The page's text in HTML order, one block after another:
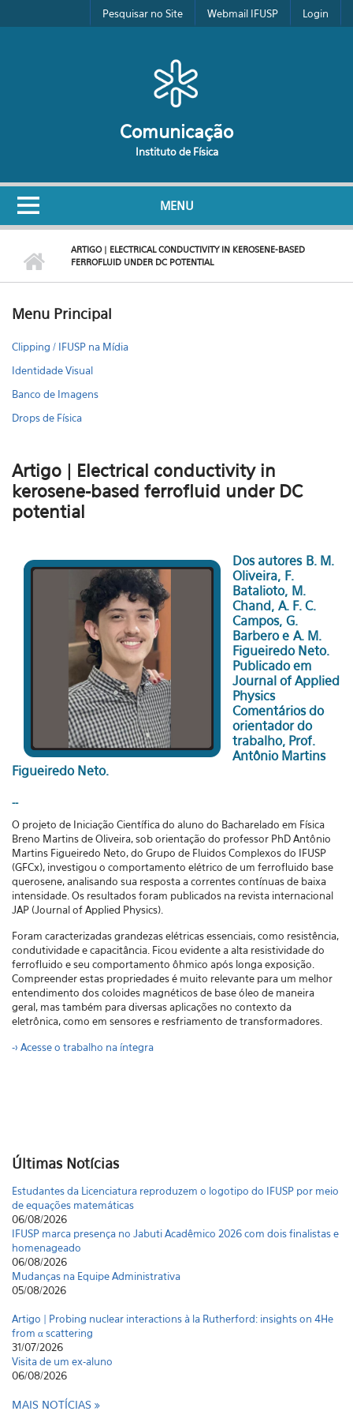
Pular para o conteúdo principalPesquisar no Site Webmail IFUSP Login
Comunicação
Instituto de Física
MENU
ARTIGO | ELECTRICAL CONDUCTIVITY IN KEROSENE-BASED
FERROFLUID UNDER DC POTENTIAL
Menu Principal
Clipping / IFUSP na Mídia
Identidade Visual
Banco de Imagens
Drops de Física
Artigo | Electrical conductivity in
kerosene-based ferrofluid under DC
potential
Dos autores B. M.
Oliveira, F.
Batalioto, M.
Chand, A. F. C.
Campos, G.
Barbero e A. M.
Figueiredo Neto.
Publicado em
Journal of Applied
Physics
Comentários do
orientador do
trabalho, Prof.
Antônio Martins
Figueiredo Neto.
--
O projeto de Iniciação Científica do aluno do Bacharelado em Física
Breno Martins de Oliveira, sob orientação do professor PhD Antônio
Martins Figueiredo Neto, do Grupo de Fluidos Complexos do IFUSP
(GFCx), investigou o comportamento elétrico de um ferrofluido base
querosene, analisando sua resposta a correntes contínuas de baixa
intensidade. Os resultados foram publicados na revista internacional
JAP (Journal of Applied Physics).
Foram caracterizadas grandezas elétricas essenciais, como resistência,
condutividade e capacitância. Ficou evidente a alta resistividade do
ferrofluido e seu comportamento ôhmico após longa exposição.
Compreender estas propriedades é muito relevante para um melhor
entendimento dos coloides magnéticos de base óleo de maneira
geral, mas também para diversas aplicações no contexto da
eletrônica, como em sensores e resfriamento de transformadores.
-> Acesse o trabalho na íntegra
Últimas Notícias
Estudantes da Licenciatura reproduzem o logotipo do IFUSP por meio
de equações matemáticas
06/08/2026
IFUSP marca presença no Jabuti Acadêmico 2026 com dois finalistas e
homenageado
06/08/2026
Mudanças na Equipe Administrativa
05/08/2026
Artigo | Probing nuclear interactions à la Rutherford: insights on 4He
from α scattering
31/07/2026
Visita de um ex-aluno
06/08/2026
MAIS NOTÍCIAS